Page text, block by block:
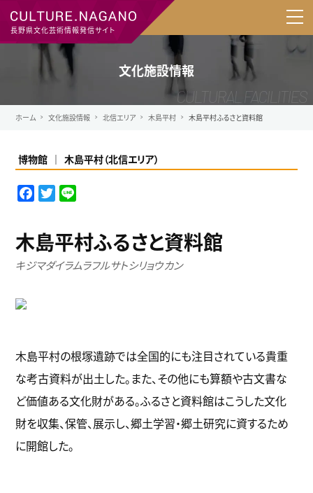
長野県文化芸術情報発信サイト
文化施設情報
ホーム 文化施設情報 北信エリア 木島平村 木島平村ふるさと資料館
博物館 木島平村（北信エリア）
F
e
b
T
t
t
e
木島平村ふるさと資料館
キジマダイラムラフルサトシリョウカン
木島平村の根塚遺跡では全国的にも注目されている貴重
な考古資料が出土した。また、その他にも算額や古文書な
ど価値ある文化財がある。ふるさと資料館はこうした文化
財を収集、保管、展示し、郷土学習・郷土研究に資するため
に開館した。